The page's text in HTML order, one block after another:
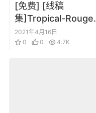
[免费] [线稿
集]Tropical-Rouge!
光之美少女稿线填色
图集
2021年4月16日
0
0 4.7K